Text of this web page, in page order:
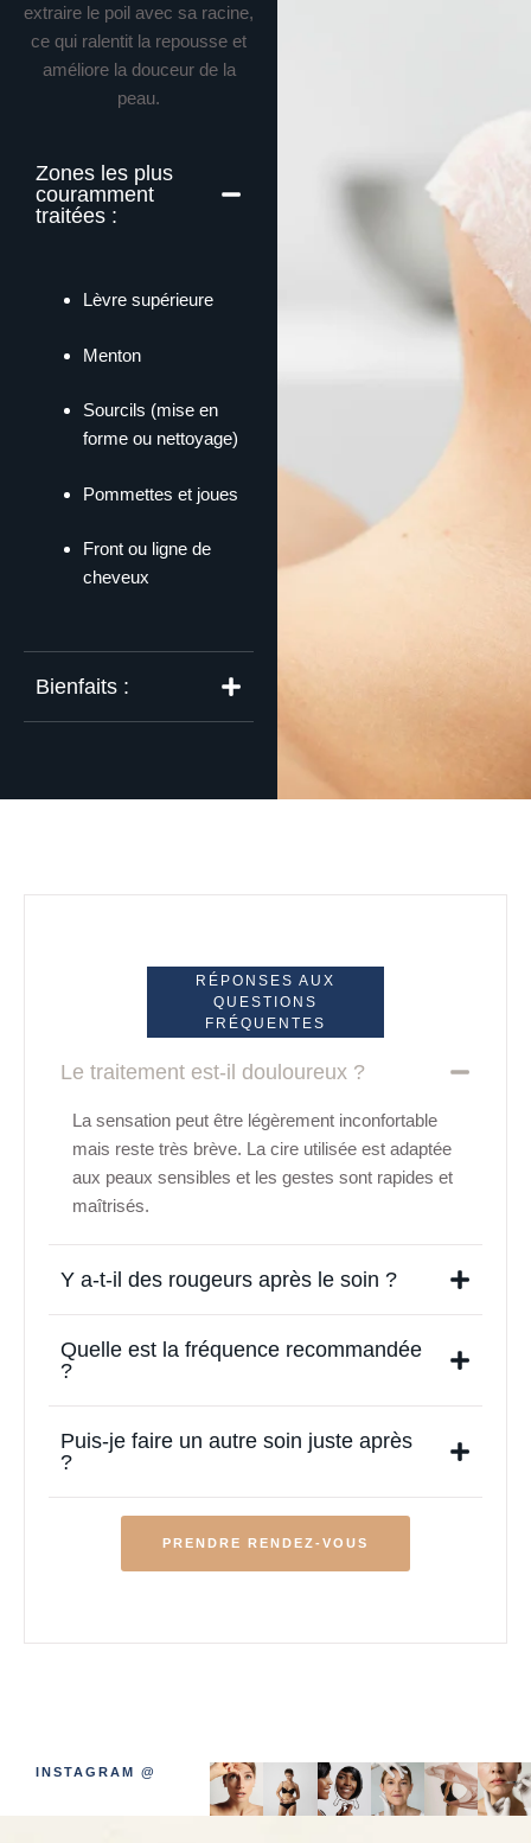
extraire le poil avec sa racine,
ce qui ralentit la repousse et
améliore la douceur de la
peau.
Zones les plus
couramment
traitées :
Lèvre supérieure
Menton
Sourcils (mise en
forme ou nettoyage)
Pommettes et joues
Front ou ligne de
cheveux
Bienfaits :
RÉPONSES AUX
QUESTIONS
FRÉQUENTES
Le traitement est-il douloureux ?
La sensation peut être légèrement inconfortable
mais reste très brève. La cire utilisée est adaptée
aux peaux sensibles et les gestes sont rapides et
maîtrisés.
Y a-t-il des rougeurs après le soin ?
Quelle est la fréquence recommandée
?
Puis-je faire un autre soin juste après
?
PRENDRE RENDEZ-VOUS
INSTAGRAM @